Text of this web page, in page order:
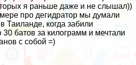
я раньше даже и не слышал))
про дегидратор мы думали
когда забили
батов за килограмм и мечтали
с собой =)